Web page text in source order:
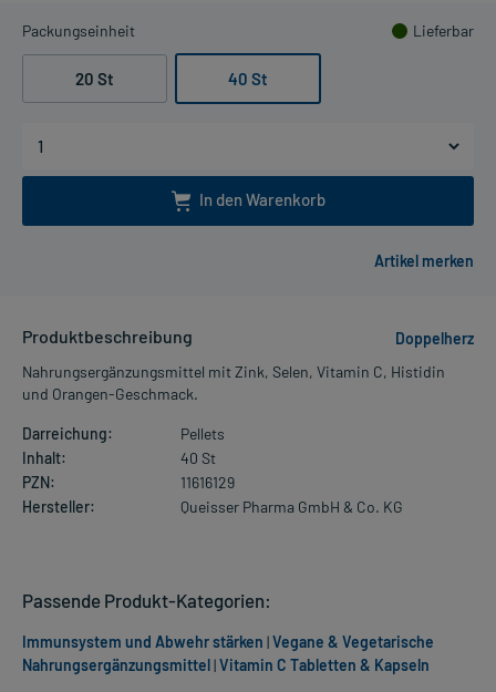
Packungseinheit Lieferbar
20 St 40 St
In den Warenkorb
Produktbeschreibung
Doppelherz
Nahrungsergänzungsmittel mit Zink, Selen, Vitamin C, Histidin
und Orangen-Geschmack.
Darreichung:
Pellets
Inhalt:
40 St
PZN:
11616129
Hersteller:
Queisser Pharma GmbH & Co. KG
Passende Produkt-Kategorien:
Immunsystem und Abwehr stärken |Vegane & Vegetarische
Nahrungsergänzungsmittel|Vitamin C Tabletten & Kapseln